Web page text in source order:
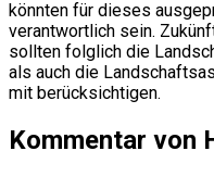
könnten für dieses
verantwortlich sein.
sollten folglich die
als auch die
mit berücksichtigen.
Kommentar von